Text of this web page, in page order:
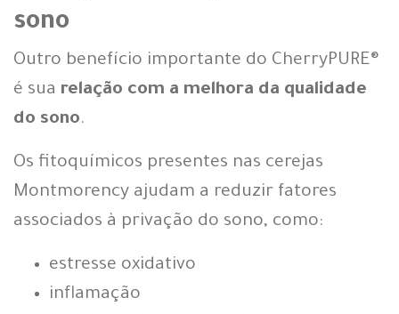
sono
Outro benefício importante do CherryPURE®
é sua relação com a melhora da qualidade
do sono.
Os fitoquímicos presentes nas cerejas
Montmorency ajudam a reduzir fatores
associados à privação do sono, como:
estresse oxidativo
inflamação